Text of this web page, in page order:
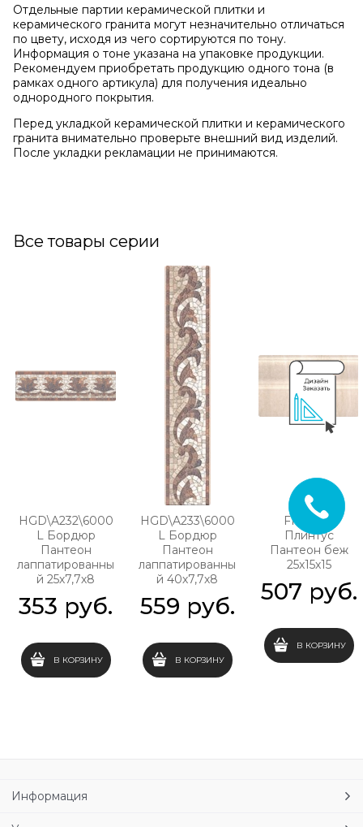
Отдельные партии керамической плитки и
керамического гранита могут незначительно отличаться
по цвету, исходя из чего сортируются по тону.
Информация о тоне указана на упаковке продукции.
Рекомендуем приобретать продукцию одного тона (в
рамках одного артикула) для получения идеально
однородного покрытия.
Перед укладкой керамической плитки и керамического
гранита внимательно проверьте внешний вид изделий.
После укладки рекламации не принимаются.
Все товары серии
HGD\A232\6000
L Бордюр
Пантеон
лаппатированны
й 25х7,7х8
353 руб.
В КОРЗИНУ
HGD\A233\6000
L Бордюр
Пантеон
лаппатированны
й 40х7,7х8
559 руб.
В КОРЗИНУ
FMB006
Плинтус
Пантеон беж
25х15х15
507 руб.
В КОРЗИНУ
Информация